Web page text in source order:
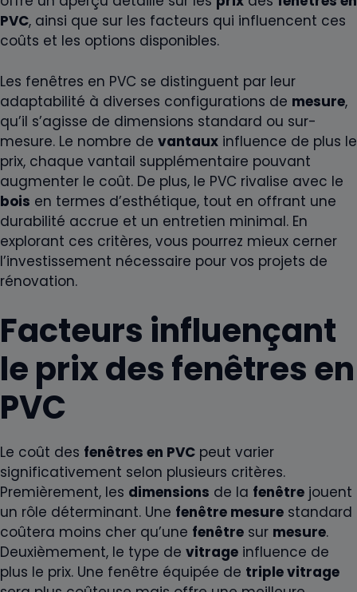
PVC, ainsi que sur les facteurs qui influencent ces
coûts et les options disponibles.
Les fenêtres en PVC se distinguent par leur
adaptabilité à diverses configurations de mesure,
qu’il s’agisse de dimensions standard ou sur-
mesure. Le nombre de vantaux influence de plus le
prix, chaque vantail supplémentaire pouvant
augmenter le coût. De plus, le PVC rivalise avec le
bois en termes d’esthétique, tout en offrant une
durabilité accrue et un entretien minimal. En
explorant ces critères, vous pourrez mieux cerner
l’investissement nécessaire pour vos projets de
rénovation.
Facteurs influençant
le prix des fenêtres en
PVC
Le coût des fenêtres en PVC peut varier
significativement selon plusieurs critères.
Premièrement, les dimensions de la fenêtre jouent
un rôle déterminant. Une fenêtre mesure standard
coûtera moins cher qu’une fenêtre sur mesure.
Deuxièmement, le type de vitrage influence de
plus le prix. Une fenêtre équipée de triple vitrage